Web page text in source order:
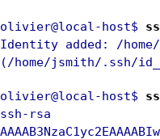
olivier@local-host$
Identity added: /
(/home/jsmith/.ssh/
olivier@local-host$
ssh-rsa